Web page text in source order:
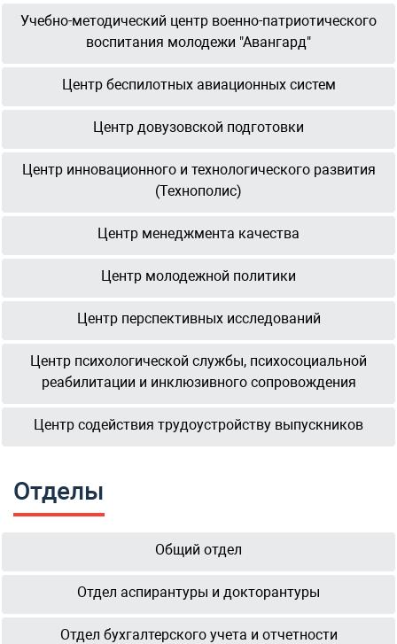
Учебно-методический центр военно-патриотического
воспитания молодежи "Авангард"
Центр беспилотных авиационных систем
Центр довузовской подготовки
Центр инновационного и технологического развития
(Технополис)
Центр менеджмента качества
Центр молодежной политики
Центр перспективных исследований
Центр психологической службы, психосоциальной
реабилитации и инклюзивного сопровождения
Центр содействия трудоустройству выпускников
Отделы
Общий отдел
Отдел аспирантуры и докторантуры
Отдел бухгалтерского учета и отчетности